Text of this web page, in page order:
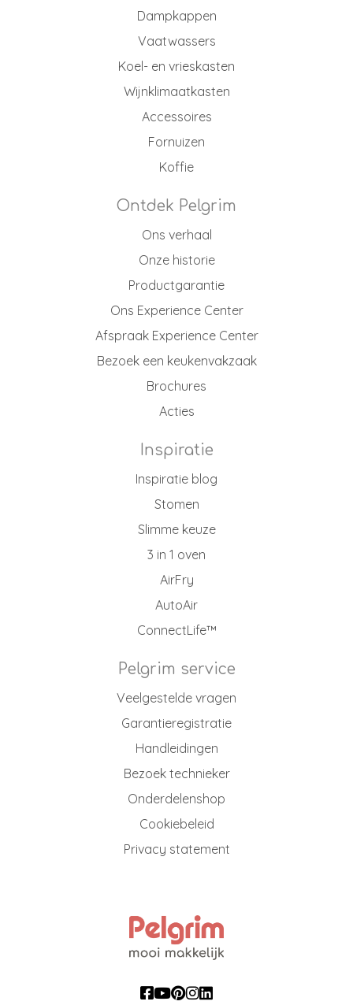
Dampkappen
Vaatwassers
Koel- en vrieskasten
Wijnklimaatkasten
Accessoires
Fornuizen
Koffie
Ontdek Pelgrim
Ons verhaal
Onze historie
Productgarantie
Ons Experience Center
Afspraak Experience Center
Bezoek een keukenvakzaak
Brochures
Acties
Inspiratie
Inspiratie blog
Stomen
Slimme keuze
3 in 1 oven
AirFry
AutoAir
ConnectLife™
Pelgrim service
Veelgestelde vragen
Garantieregistratie
Handleidingen
Bezoek technieker
Onderdelenshop
Cookiebeleid
Privacy statement